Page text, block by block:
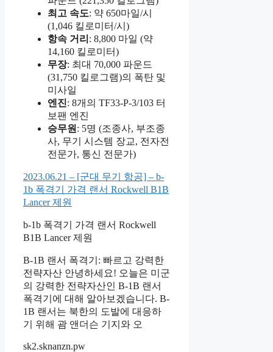
최고 속도: 약 650마일/시
(1,046 킬로미터/시)
항속 거리 : 8,800 마일 (약
14,160 킬로미터)
무장: 최대 70,000 파운드
(31,750 킬로그램)의 폭탄 및
미사일
엔진: 8개의 TF33-P-3/103 터
보팬 엔진
승무원 : 5명 (조종사, 부조종
사, 무기 시스템 장교, 전자전
전문가, 통신 전문가)
2023.06.21 – [군대 무기 항공] – b-
1b 폭격기 가격 랜서 Rockwell B1B
Lancer 제원
b-1b 폭격기 가격 랜서 Rockwell
B1B Lancer 제원
B-1B 랜서 폭격기: 빠르고 강력한
전략자산 안녕하세요! 오늘은 미군
의 강력한 전략자산인 B-1B 랜서
폭격기에 대해 알아보겠습니다. B-
1B 랜서는 북한의 도발에 대응하
기 위해 괌 앤더슨 기지와 오
sk2.sknanzn.pw